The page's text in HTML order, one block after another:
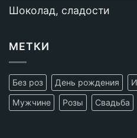
Шоколад, сладости
МЕТКИ
Без роз День рождения
Мужчине
Розы Свадьба